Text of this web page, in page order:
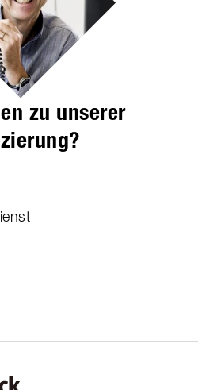
zu unserer